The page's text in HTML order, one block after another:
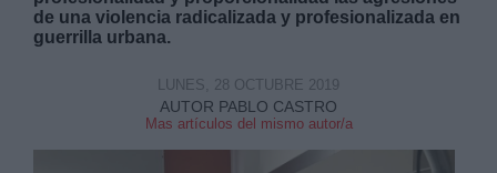
de una violencia radicalizada y profesionalizada en
guerrilla urbana.
AUTOR PABLO CASTRO
Mas artículos del mismo autor/a
LUNES, 28 OCTUBRE 2019
Información adicional
link